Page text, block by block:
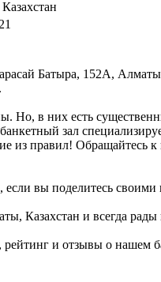
Батыра, 152А,
Но, в них есть
зал
из правил!
вы поделитесь своими
Казахстан и всегда
и отзывы о нашем